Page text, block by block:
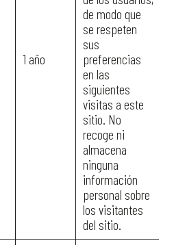
1 año
de modo que
se respeten
sus
preferencias
en las
siguientes
visitas a este
sitio. No
recoge ni
almacena
ninguna
información
personal sobre
los visitantes
del sitio.